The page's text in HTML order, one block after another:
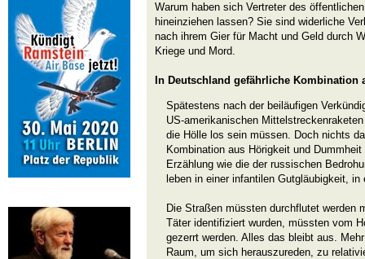
Warum haben sich Vertreter des
hineinziehen lassen? Sie sind widerliche
nach ihrem Gier für Macht und Geld durch
Kriege und Mord.
In Deutschland gefährliche Kombination
Spätestens nach der beiläufigen
US-amerikanischen
die Hölle los sein müssen. Doch nichts
Kombination aus Hörigkeit und
Erzählung wie die der russischen
leben in einer infantilen Gutgläubigkeit,
Die Straßen müssten durchflutet werden
Täter identifiziert wurden, müssten vom
gezerrt werden. Alles das bleibt aus.
Raum, um sich herauszureden, zu